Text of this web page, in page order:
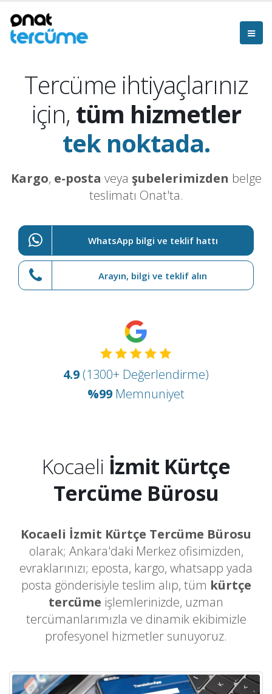
Tercüme ihtiyaçlarınız
için, tüm hizmetler
tek noktada.
Kargo, e-posta veya şubelerimizden belge
teslimatı Onat'ta.
WhatsApp bilgi ve teklif hattı
Arayın, bilgi ve teklif alın
4.9 (1300+ Değerlendirme)
%99 Memnuniyet
Kocaeli İzmit Kürtçe
Tercüme Bürosu
Kocaeli İzmit Kürtçe Tercüme Bürosu
olarak; Ankara'daki Merkez ofisimizden,
evraklarınızı; eposta, kargo, whatsapp yada
posta gönderisiyle teslim alıp, tüm kürtçe
tercüme işlemlerinizde, uzman
tercümanlarımızla ve dinamik ekibimizle
profesyonel hizmetler sunuyoruz.